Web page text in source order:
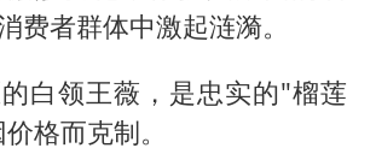
费者群体中激起涟漪。
的白领王薇，是忠实的"榴莲
格而克制。